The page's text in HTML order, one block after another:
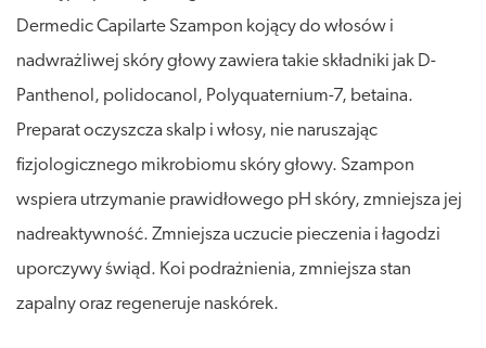
Dermedic Capilarte Szampon kojący do włosów i
nadwrażliwej skóry głowy zawiera takie składniki jak D-
Panthenol, polidocanol, Polyquaternium-7, betaina.
Preparat oczyszcza skalp i włosy, nie naruszając
fizjologicznego mikrobiomu skóry głowy. Szampon
wspiera utrzymanie prawidłowego pH skóry, zmniejsza jej
nadreaktywność. Zmniejsza uczucie pieczenia i łagodzi
uporczywy świąd. Koi podrażnienia, zmniejsza stan
zapalny oraz regeneruje naskórek.